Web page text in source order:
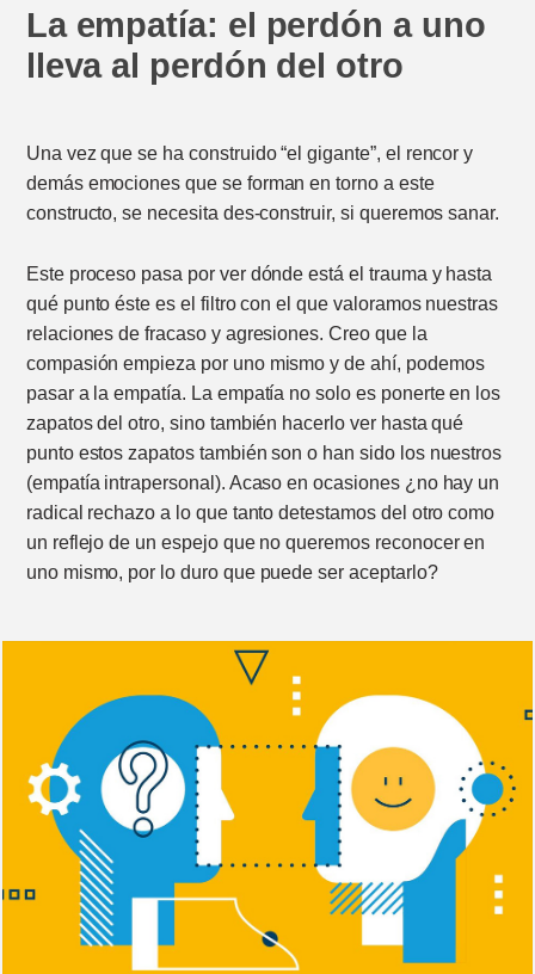
La empatía: el perdón a uno
lleva al perdón del otro
Una vez que se ha construido “el gigante”, el rencor y
demás emociones que se forman en torno a este
constructo, se necesita des-construir, si queremos sanar.
Este proceso pasa por ver dónde está el trauma y hasta
qué punto éste es el filtro con el que valoramos nuestras
relaciones de fracaso y agresiones. Creo que la
compasión empieza por uno mismo y de ahí, podemos
pasar a la empatía. La empatía no solo es ponerte en los
zapatos del otro, sino también hacerlo ver hasta qué
punto estos zapatos también son o han sido los nuestros
(empatía intrapersonal). Acaso en ocasiones ¿no hay un
radical rechazo a lo que tanto detestamos del otro como
un reflejo de un espejo que no queremos reconocer en
uno mismo, por lo duro que puede ser aceptarlo?